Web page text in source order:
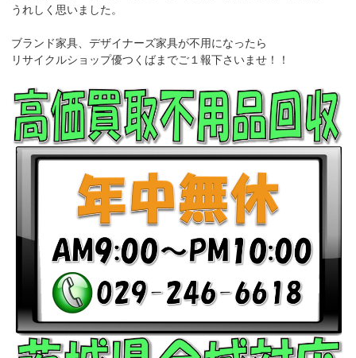
うれしく思いました。
ブランド家具、デザイナーズ家具が不用になったら
リサイクルショップ優つくばまでご１報下さいませ！！